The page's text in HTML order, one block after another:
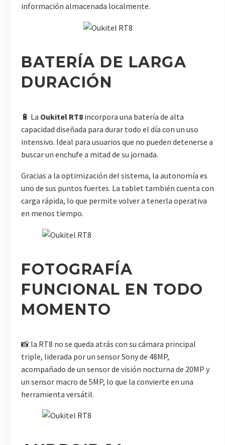
información almacenada localmente.
BATERÍA DE LARGA
DURACIÓN
🔋 La Oukitel RT8 incorpora una batería de alta
capacidad diseñada para durar todo el día con un uso
intensivo. Ideal para usuarios que no pueden detenerse a
buscar un enchufe a mitad de su jornada.
Gracias a la optimización del sistema, la autonomía es
uno de sus puntos fuertes. La tablet también cuenta con
carga rápida, lo que permite volver a tenerla operativa
en menos tiempo.
FOTOGRAFÍA
FUNCIONAL EN TODO
MOMENTO
📸 la RT8 no se queda atrás con su cámara principal
triple, liderada por un sensor Sony de 48MP,
acompañado de un sensor de visión nocturna de 20MP y
un sensor macro de 5MP, lo que la convierte en una
herramienta versátil.